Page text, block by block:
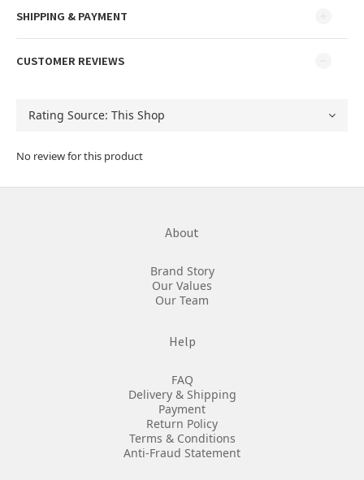
SHIPPING & PAYMENT
CUSTOMER REVIEWS
No review for this product
About
Brand Story
Our Values
Our Team
Help
FAQ
Delivery & Shipping
Payment
Return Policy
Terms & Conditions
Anti-Fraud Statement